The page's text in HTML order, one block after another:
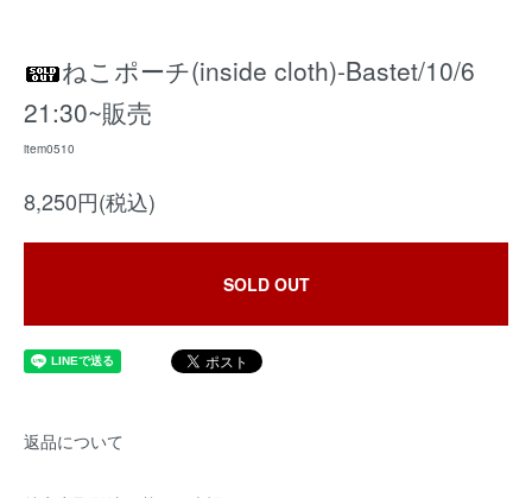
ねこポーチ(inside cloth)-Bastet/10/6
21:30~販売
item0510
8,250円(税込)
SOLD OUT
返品について